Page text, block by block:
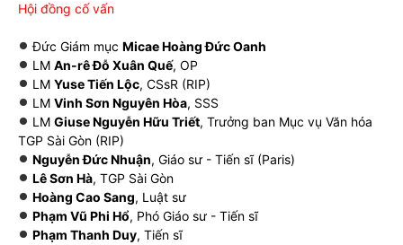
Hội đồng cố vấn
Đức Giám mục Micae Hoàng Đức Oanh
LM An-rê Đỗ Xuân Quế, OP
LM Yuse Tiến Lộc, CSsR (RIP)
LM Vinh Sơn Nguyên Hòa, SSS
LM Giuse Nguyễn Hữu Triết, Trưởng ban Mục vụ Văn hóa
TGP Sài Gòn (RIP)
Nguyễn Đức Nhuận, Giáo sư - Tiến sĩ (Paris)
Lê Sơn Hà, TGP Sài Gòn
Hoàng Cao Sang, Luật sư
Phạm Vũ Phi Hổ, Phó Giáo sư - Tiến sĩ
Phạm Thanh Duy, Tiến sĩ